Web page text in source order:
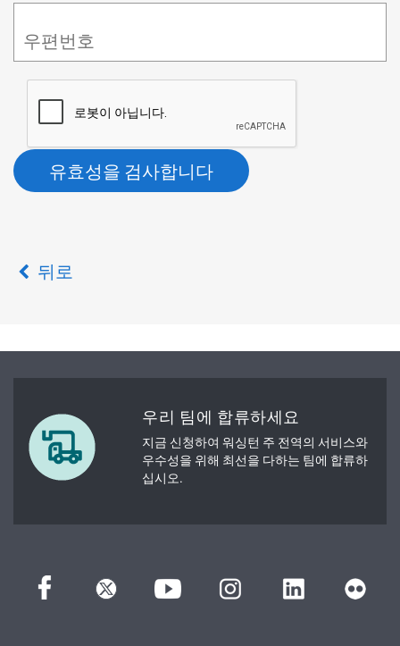
우편번호
유효성을 검사합니다
뒤로
우리 팀에 합류하세요
지금 신청하여 워싱턴 주 전역의 서비스와
우수성을 위해 최선을 다하는 팀에 합류하
십시오.